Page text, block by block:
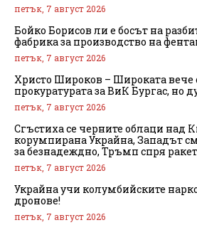
петък, 7 август 2026
Бойко Борисов ли е босът на
фабрика за производство на
петък, 7 август 2026
Христо Широков – Широката вече
прокуратурата за ВиК Бургас, но
петък, 7 август 2026
Сгъстиха се черните облаци над
корумпирана Украйна, Западът
за безнадеждно, Тръмп спря
петък, 7 август 2026
Украйна учи колумбийските
дронове!
петък, 7 август 2026